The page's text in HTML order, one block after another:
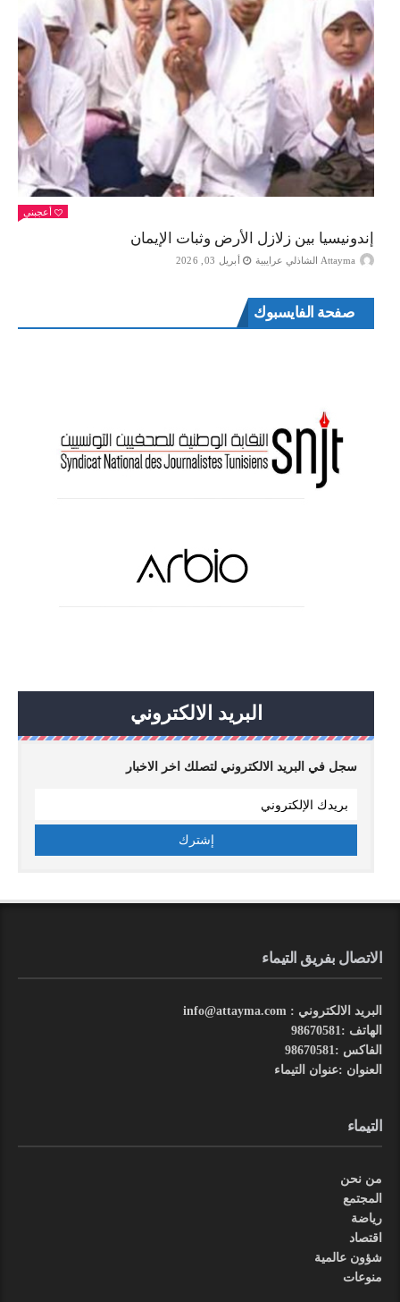
أعجبني
إندونيسيا بين زلازل الأرض وثبات الإيمان
Attayma الشاذلي عرايبية أبريل 03, 2026
صفحة الفايسبوك
البريد الالكتروني
سجل في البريد الالكتروني لتصلك اخر الاخبار
الاتصال بفريق التيماء
البريد الالكتروني : info@attayma.com
الهاتف :98670581
الفاكس :98670581
العنوان :عنوان التيماء
التيماء
من نحن
المجتمع
رياضة
اقتصاد
شؤون عالمية
منوعات